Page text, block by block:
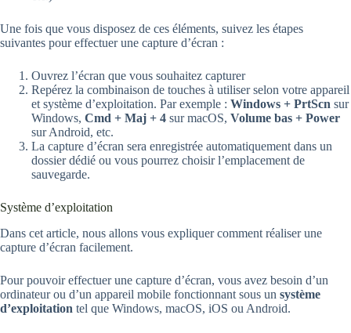
Une fois que vous disposez de ces éléments, suivez les étapes
suivantes pour effectuer une capture d’écran :
Ouvrez l’écran que vous souhaitez capturer
Repérez la combinaison de touches à utiliser selon votre appareil
et système d’exploitation. Par exemple : Windows + PrtScn sur
Windows, Cmd + Maj + 4 sur macOS, Volume bas + Power
sur Android, etc.
La capture d’écran sera enregistrée automatiquement dans un
dossier dédié ou vous pourrez choisir l’emplacement de
sauvegarde.
Système d’exploitation
Dans cet article, nous allons vous expliquer comment réaliser une
capture d’écran facilement.
Pour pouvoir effectuer une capture d’écran, vous avez besoin d’un
ordinateur ou d’un appareil mobile fonctionnant sous un système
d’exploitation tel que Windows, macOS, iOS ou Android.